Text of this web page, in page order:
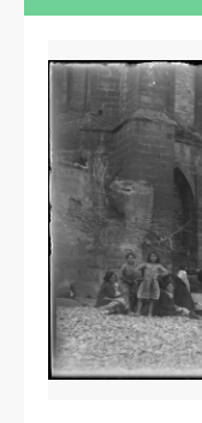
Comarcas
Localidades
Casetas